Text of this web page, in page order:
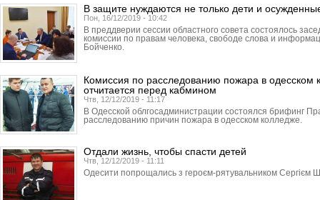
В защите нуждаются не только дети и
Пон, 16/12/2019 - 10:42
В преддверии сессии областного совета состоялось
комиссии по правам человека, свободе слова и
Бойченко.
Комиссия по расследованию пожара в одесском
отчитается перед кабмином
Чтв, 12/12/2019 - 11:17
В Одесской облгосадми­нист­рации состоялся брифинг
расследованию причин пожара в одесском колледже.
Отдали жизнь, чтобы спасти детей
Чтв, 12/12/2019 - 11:11
Одесити попрощались з героєм-рятувальником Сергієм